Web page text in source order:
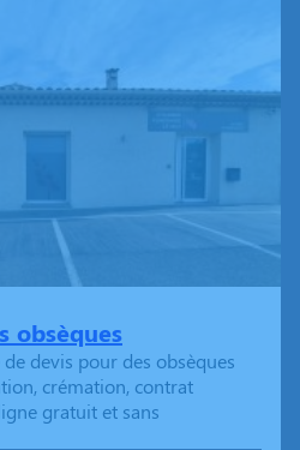
obsèques
devis pour des obsèques
crémation, contrat
gratuit et sans